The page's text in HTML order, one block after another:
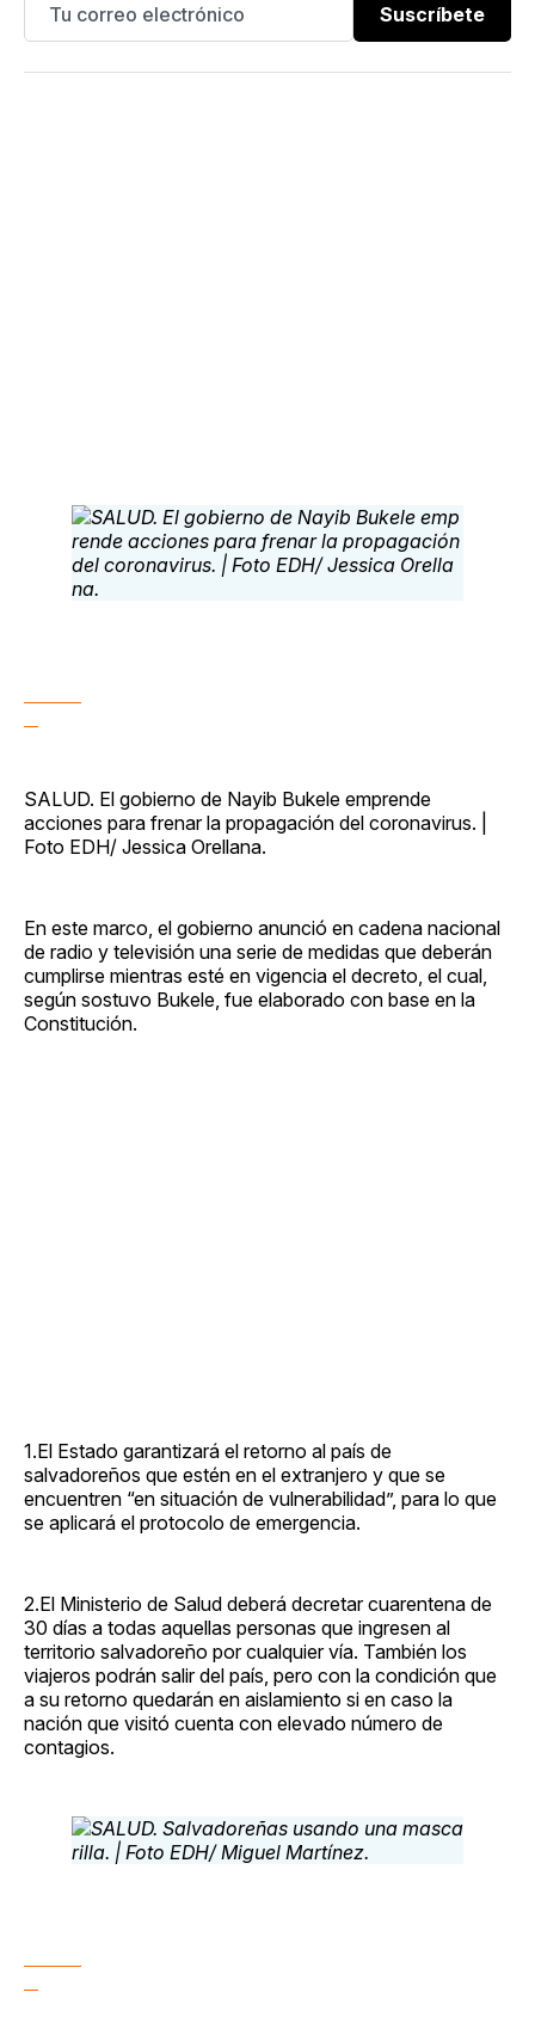
Suscríbete
SALUD. El gobierno de Nayib Bukele emprende
acciones para frenar la propagación del coronavirus. |
Foto EDH/ Jessica Orellana.
En este marco, el gobierno anunció en cadena nacional
de radio y televisión una serie de medidas que deberán
cumplirse mientras esté en vigencia el decreto, el cual,
según sostuvo Bukele, fue elaborado con base en la
Constitución.
1.El Estado garantizará el retorno al país de
salvadoreños que estén en el extranjero y que se
encuentren “en situación de vulnerabilidad”, para lo que
se aplicará el protocolo de emergencia.
2.El Ministerio de Salud deberá decretar cuarentena de
30 días a todas aquellas personas que ingresen al
territorio salvadoreño por cualquier vía. También los
viajeros podrán salir del país, pero con la condición que
a su retorno quedarán en aislamiento si en caso la
nación que visitó cuenta con elevado número de
contagios.